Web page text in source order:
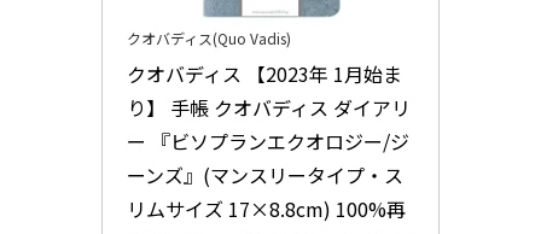
クオバディス(Quo Vadis)
クオバディス 【2023年 1月始ま
り】 手帳 クオバディス ダイアリ
ー 『ビソプランエクオロジー/ジ
ーンズ』(マンスリータイプ・ス
リムサイズ 17×8.8cm) 100%再